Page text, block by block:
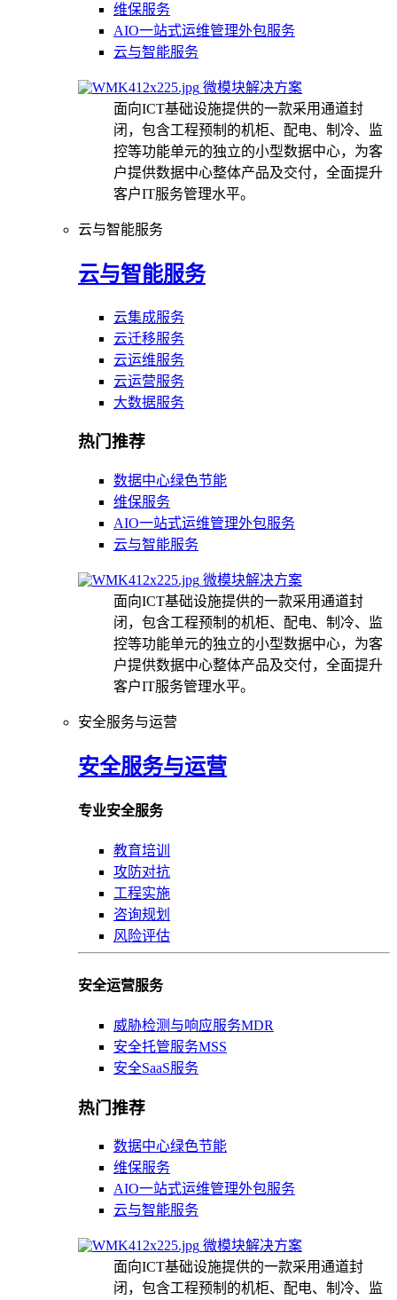
维保服务
AIO一站式运维管理外包服务
云与智能服务
微模块解决方案
面向ICT基础设施提供的一款采用通道封
闭，包含工程预制的机柜、配电、制冷、监
控等功能单元的独立的小型数据中心，为客
户提供数据中心整体产品及交付，全面提升
客户IT服务管理水平。
云与智能服务
云与智能服务
云集成服务
云迁移服务
云运维服务
云运营服务
大数据服务
热门推荐
数据中心绿色节能
维保服务
AIO一站式运维管理外包服务
云与智能服务
微模块解决方案
面向ICT基础设施提供的一款采用通道封
闭，包含工程预制的机柜、配电、制冷、监
控等功能单元的独立的小型数据中心，为客
户提供数据中心整体产品及交付，全面提升
客户IT服务管理水平。
安全服务与运营
安全服务与运营
专业安全服务
教育培训
攻防对抗
工程实施
咨询规划
风险评估
安全运营服务
威胁检测与响应服务MDR
安全托管服务MSS
安全SaaS服务
热门推荐
数据中心绿色节能
维保服务
AIO一站式运维管理外包服务
云与智能服务
微模块解决方案
面向ICT基础设施提供的一款采用通道封
闭，包含工程预制的机柜、配电、制冷、监